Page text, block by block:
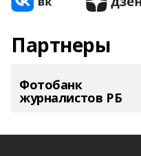
Партнеры
Фотобанк
журналистов РБ